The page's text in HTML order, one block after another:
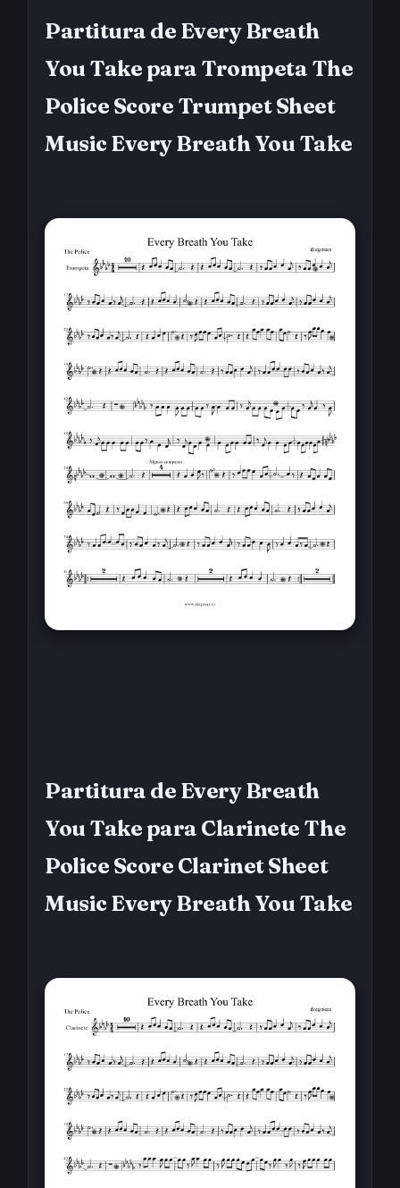
Partitura de Every Breath
You Take para Trompeta The
Police Score Trumpet Sheet
Music Every Breath You Take
Partitura de Every Breath
You Take para Clarinete The
Police Score Clarinet Sheet
Music Every Breath You Take